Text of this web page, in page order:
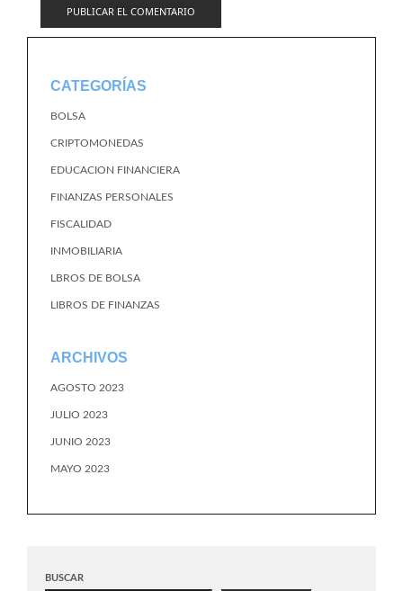
CATEGORÍAS
BOLSA
CRIPTOMONEDAS
EDUCACION FINANCIERA
FINANZAS PERSONALES
FISCALIDAD
INMOBILIARIA
LBROS DE BOLSA
LIBROS DE FINANZAS
ARCHIVOS
AGOSTO 2023
JULIO 2023
JUNIO 2023
MAYO 2023
BUSCAR